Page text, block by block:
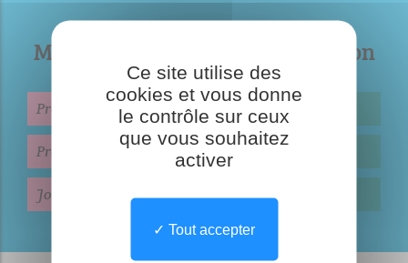
Modalités d'accueil et d'admission
Pré-admission
Préparation de l'entrée
Jour de l'entrée
Ce site utilise des
cookies et vous donne
le contrôle sur ceux
que vous souhaitez
activer
Tout accepter